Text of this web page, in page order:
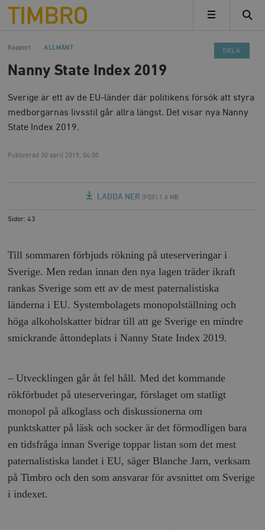
Timbro
MENY
Rapport ALLMÄNT
Nanny State Index 2019
Sverige är ett av de EU-länder där politikens försök att styra
medborgarnas livsstil går allra längst. Det visar nya Nanny
State Index 2019.
Publicerad 30 april 2019, 04.00
LADDA NER (PDF) 1,6 MB
Sidor: 43
Till sommaren förbjuds rökning på uteserveringar i
Sverige. Men redan innan den nya lagen träder ikraft
rankas Sverige som ett av de mest paternalistiska
länderna i EU. Systembolagets monopolställning och
höga alkoholskatter bidrar till att ge Sverige en mindre
smickrande åttondeplats i Nanny State Index 2019.
– Utvecklingen går åt fel håll. Med det kommande
rökförbudet på uteserveringar, förslaget om statligt
monopol på alkoglass och diskussionerna om
punktskatter på läsk och socker är det förmodligen bara
en tidsfråga innan Sverige toppar listan som det mest
paternalistiska landet i EU, säger Blanche Jarn, verksam
på Timbro och den som ansvarar för avsnittet om Sverige
i indexet.
DELA